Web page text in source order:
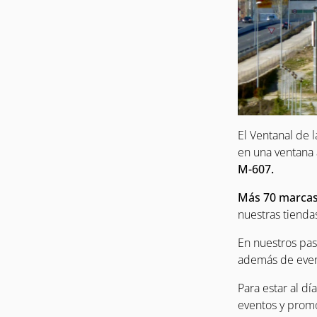
El Ventanal de
en una
M-607.
Más 70
nuestras
En nuestros
además de
Para estar al
eventos y